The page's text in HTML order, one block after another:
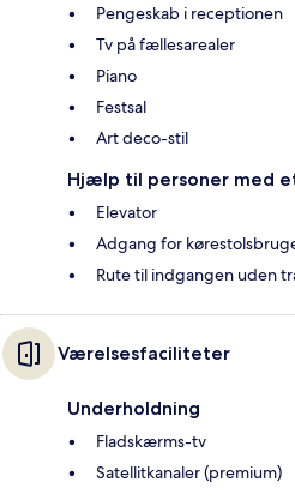
Pengeskab i receptionen
Tv på fællesarealer
Piano
Festsal
Art deco-stil
Hjælp til personer med
Elevator
Adgang for
Rute til indgangen uden
Værelsesfaciliteter
Underholdning
Fladskærms-tv
Satellitkanaler (premium)